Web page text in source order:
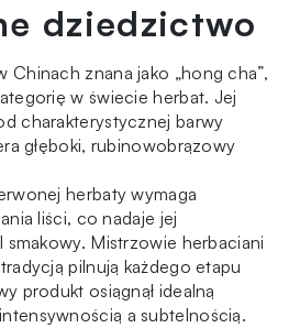
dziedzictwo
Chinach znana jako „hong cha”,
w świecie herbat. Jej
charakterystycznej barwy
głęboki, rubinowobrązowy
herbaty wymaga
liści, co nadaje jej
Mistrzowie herbaciani
pilnują każdego etapu
produkt osiągnął idealną
a subtelnością.